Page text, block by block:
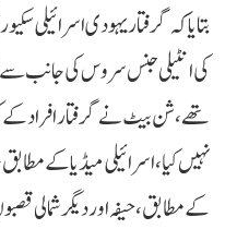
بتایا کہ گرفتار یہودی اسرائیلی
کی انٹیلی جنس سروس کی جانب
تھے، شن بیٹ نے گرفتار افراد
نہیں کیا، اسرائیلی میڈیا کے
کے مطابق، حیفہ اور دیگر شمالی